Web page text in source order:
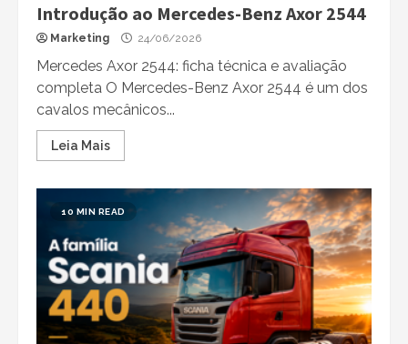
Introdução ao Mercedes-Benz Axor 2544
Marketing 24/06/2026
Mercedes Axor 2544: ficha técnica e avaliação
completa O Mercedes-Benz Axor 2544 é um dos
cavalos mecânicos...
Leia Mais
10 MIN READ